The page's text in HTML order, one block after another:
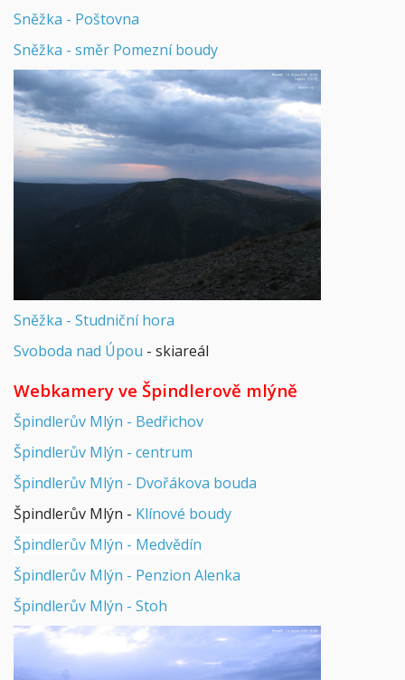
Sněžka - Poštovna
Sněžka - směr Pomezní boudy
Sněžka - Studniční hora
Svoboda nad Úpou - skiareál
Webkamery ve Špindlerově mlýně
Špindlerův Mlýn - Bedřichov
Špindlerův Mlýn - centrum
Špindlerův Mlýn - Dvořákova bouda
Špindlerův Mlýn - Klínové boudy
Špindlerův Mlýn - Medvědín
Špindlerův Mlýn - Penzion Alenka
Špindlerův Mlýn - Stoh